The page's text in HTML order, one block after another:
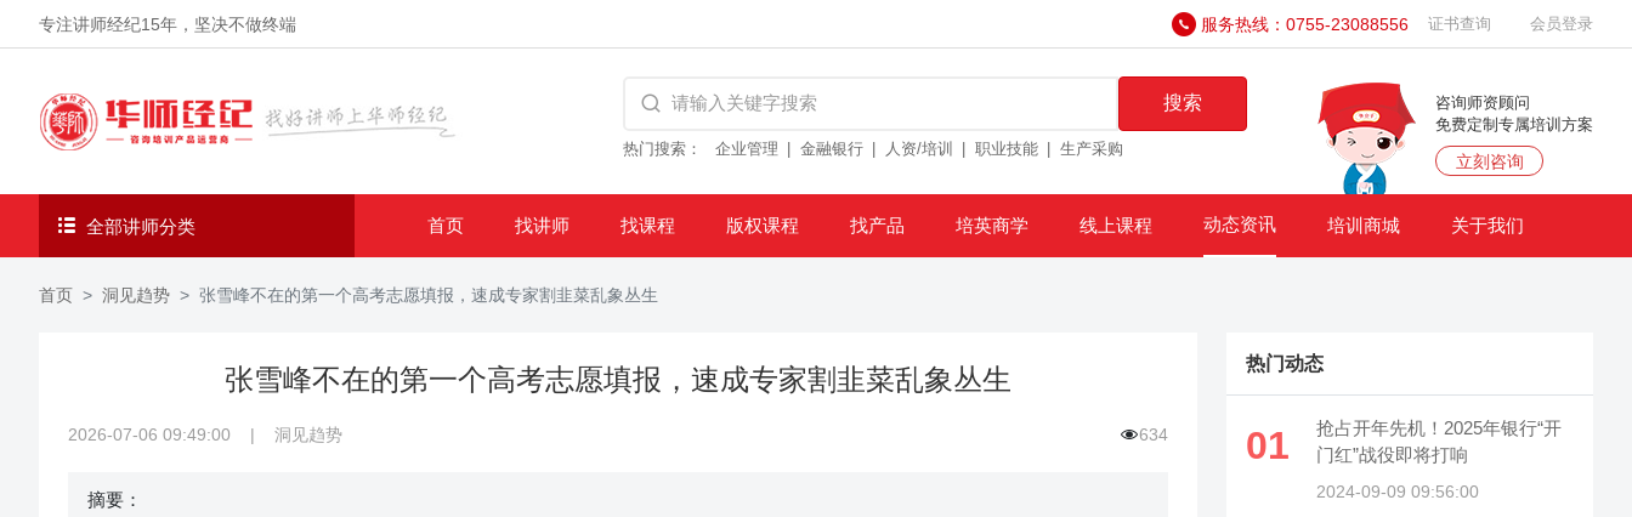
专注讲师经纪15年 ，坚决不做终端 服务热线：0755-23088556 证书查询 会员登录
搜索
热门搜索： 企业管理 金融银行 人资/培训 职业技能 生产采购
咨询师资顾问
免费定制专属培训方案
立刻咨询
全部讲师分类 首页 找讲师 找课程 版权课程 找产品 培英商学 线上课程 动态资讯 培训商城 关于我们
首页 洞见趋势 张雪峰不在的第一个高考志愿填报，速成专家割韭菜乱象丛生
张雪峰不在的第一个高考志愿填报，速成专家割韭菜乱象丛生
2026-07-06 09:49:00 | 洞见趋势 634
摘要：
热门动态
01
抢占开年先机！2025年银行“开
门红”战役即将打响
2024-09-09 09:56:00